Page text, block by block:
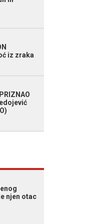
iz zraka
njen otac